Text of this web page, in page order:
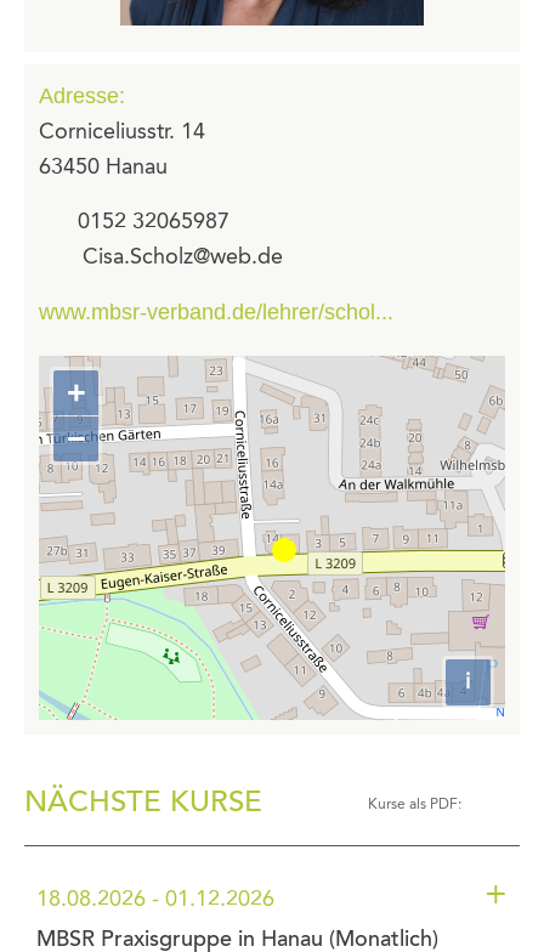
Adresse:
Corniceliusstr. 14
63450 Hanau
0152 32065987
Cisa.Scholz@web.de
www.mbsr-verband.de/lehrer/schol...
Zoom
in
+
Zoom
out
−
i
Kurse als PDF:
NÄCHSTE KURSE
+
18.08.2026 - 01.12.2026
MBSR Praxisgruppe in Hanau (Monatlich)